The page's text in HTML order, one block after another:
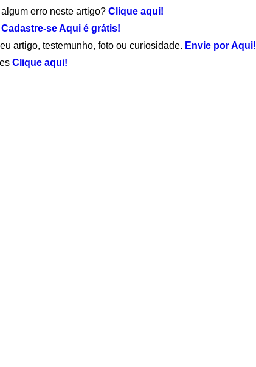
erro neste artigo? Clique aqui!
Cadastre-se Aqui é grátis!
artigo, testemunho, foto ou curiosidade. Envie por Aqui!
Clique aqui!